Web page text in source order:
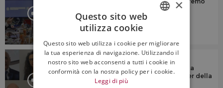
mai etichette che spaventano il
consumatore”
Tendenze, presente e futuro del vino a
scaffale in Italia, con le insegne leader della
ENGLISH
×
Questo sito web
utilizza cookie
Questo sito web utilizza i cookie per migliorare
la tua esperienza di navigazione. Utilizzando il
nostro sito web acconsenti a tutti i cookie in
conformità con la nostra policy per i cookie.
Leggi di più